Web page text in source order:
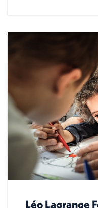
Léo Lagrange